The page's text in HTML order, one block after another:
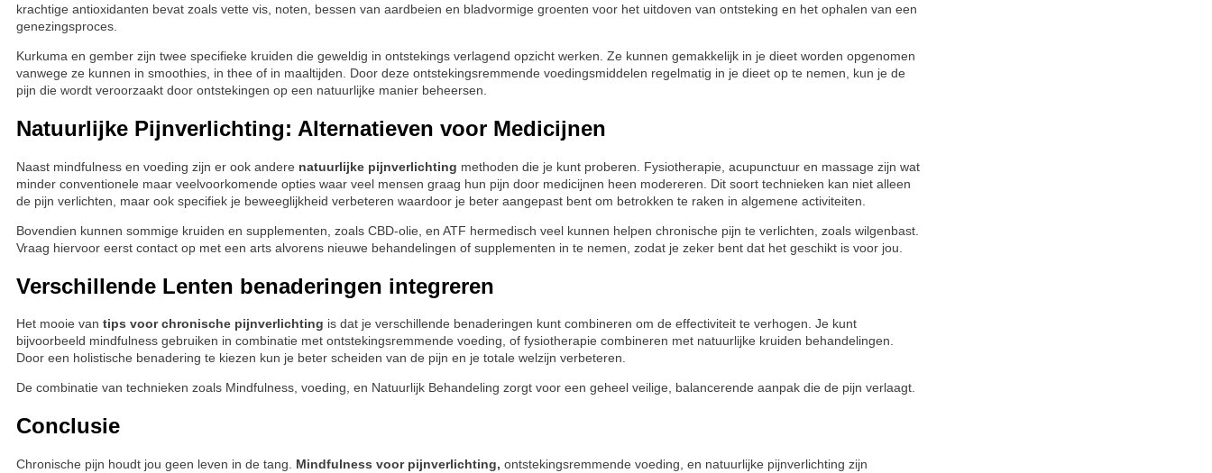
krachtige antioxidanten bevat zoals vette vis, noten, bessen van aardbeien en bladvormige groenten voor het uitdoven van ontsteking en het ophalen van een
genezingsproces.
Kurkuma en gember zijn twee specifieke kruiden die geweldig in ontstekings verlagend opzicht werken. Ze kunnen gemakkelijk in je dieet worden opgenomen
vanwege ze kunnen in smoothies, in thee of in maaltijden. Door deze ontstekingsremmende voedingsmiddelen regelmatig in je dieet op te nemen, kun je de
pijn die wordt veroorzaakt door ontstekingen op een natuurlijke manier beheersen.
Natuurlijke Pijnverlichting: Alternatieven voor Medicijnen
Naast mindfulness en voeding zijn er ook andere natuurlijke pijnverlichting methoden die je kunt proberen. Fysiotherapie, acupunctuur en massage zijn wat
minder conventionele maar veelvoorkomende opties waar veel mensen graag hun pijn door medicijnen heen modereren. Dit soort technieken kan niet alleen
de pijn verlichten, maar ook specifiek je beweeglijkheid verbeteren waardoor je beter aangepast bent om betrokken te raken in algemene activiteiten.
Bovendien kunnen sommige kruiden en supplementen, zoals CBD-olie, en ATF hermedisch veel kunnen helpen chronische pijn te verlichten, zoals wilgenbast.
Vraag hiervoor eerst contact op met een arts alvorens nieuwe behandelingen of supplementen in te nemen, zodat je zeker bent dat het geschikt is voor jou.
Verschillende Lenten benaderingen integreren
Het mooie van tips voor chronische pijnverlichting is dat je verschillende benaderingen kunt combineren om de effectiviteit te verhogen. Je kunt
bijvoorbeeld mindfulness gebruiken in combinatie met ontstekingsremmende voeding, of fysiotherapie combineren met natuurlijke kruiden behandelingen.
Door een holistische benadering te kiezen kun je beter scheiden van de pijn en je totale welzijn verbeteren.
De combinatie van technieken zoals Mindfulness, voeding, en Natuurlijk Behandeling zorgt voor een geheel veilige, balancerende aanpak die de pijn verlaagt.
Conclusie
Chronische pijn houdt jou geen leven in de tang. Mindfulness voor pijnverlichting, ontstekingsremmende voeding, en natuurlijke pijnverlichting zijn